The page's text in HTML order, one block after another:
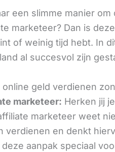
een slimme manier
marketeer? Dan is
of weinig tijd hebt. In
al succesvol zijn
geld verdienen
marketeer: Herken jij
marketeer weet
verdienen en denkt
aanpak speciaal